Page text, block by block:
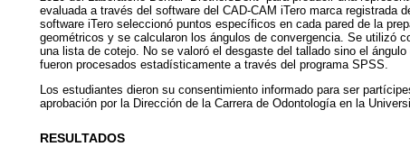
evaluada a través del software del CAD-CAM iTero marca registrada
software iTero seleccionó puntos específicos en cada pared de la
geométricos y se calcularon los ángulos de convergencia. Se utilizó
una lista de cotejo. No se valoró el desgaste del tallado sino el
fueron procesados estadísticamente a través del programa SPSS.
Los estudiantes dieron su consentimiento informado para ser
aprobación por la Dirección de la Carrera de Odontología en la
RESULTADOS